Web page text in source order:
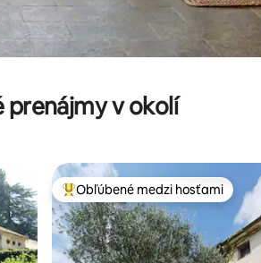
prenájmy v okolí
Najobľúbenejšie medzi hosťami
Obľúbené medzi hosťami